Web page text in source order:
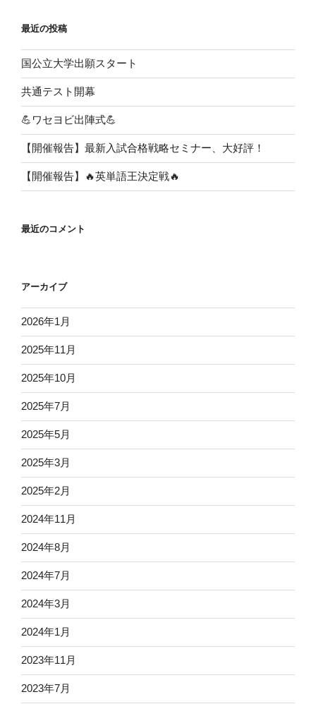
最近の投稿
国公立大学出願スタート
共通テスト開幕
💪ワセヨビ出陣式💪
【開催報告】最新入試合格戦略セミナー、大好評！
【開催報告】🔥英単語王決定戦🔥
最近のコメント
アーカイブ
2026年1月
2025年11月
2025年10月
2025年7月
2025年5月
2025年3月
2025年2月
2024年11月
2024年8月
2024年7月
2024年3月
2024年1月
2023年11月
2023年7月